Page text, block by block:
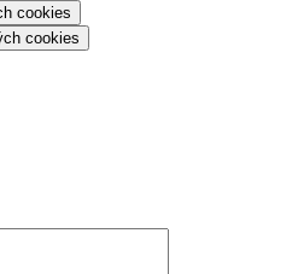
cookies
cookies